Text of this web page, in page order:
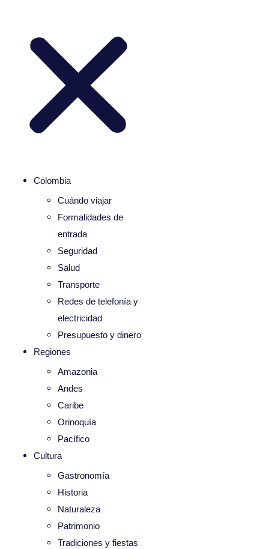
Colombia
Cuándo viajar
Formalidades de
entrada
Seguridad
Salud
Transporte
Redes de telefonía y
electricidad
Presupuesto y dinero
Regiones
Amazonia
Andes
Caribe
Orinoquía
Pacífico
Cultura
Gastronomía
Historia
Naturaleza
Patrimonio
Tradiciones y fiestas